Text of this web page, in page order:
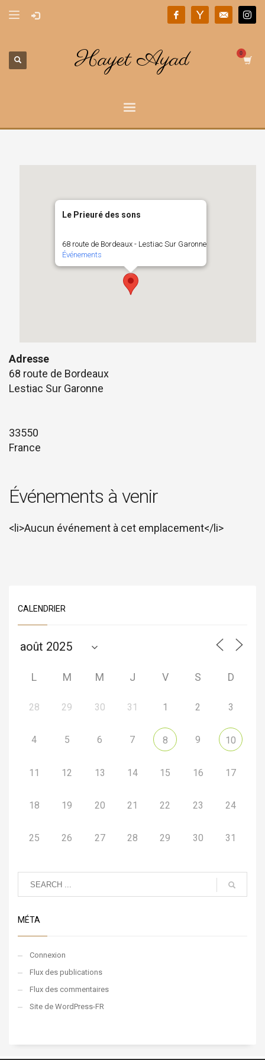
Hayet Ayad
Le Prieuré des sons
68 route de Bordeaux - Lestiac Sur Garonne
Événements
Adresse
68 route de Bordeaux
Lestiac Sur Garonne
33550
France
Événements à venir
<li>Aucun événement à cet emplacement</li>
CALENDRIER
L M M J V S D
28 29 30 31 1 2 3
4 5 6 7 8 9 10
11 12 13 14 15 16 17
18 19 20 21 22 23 24
25 26 27 28 29 30 31
MÉTA
Connexion
Flux des publications
Flux des commentaires
Site de WordPress-FR